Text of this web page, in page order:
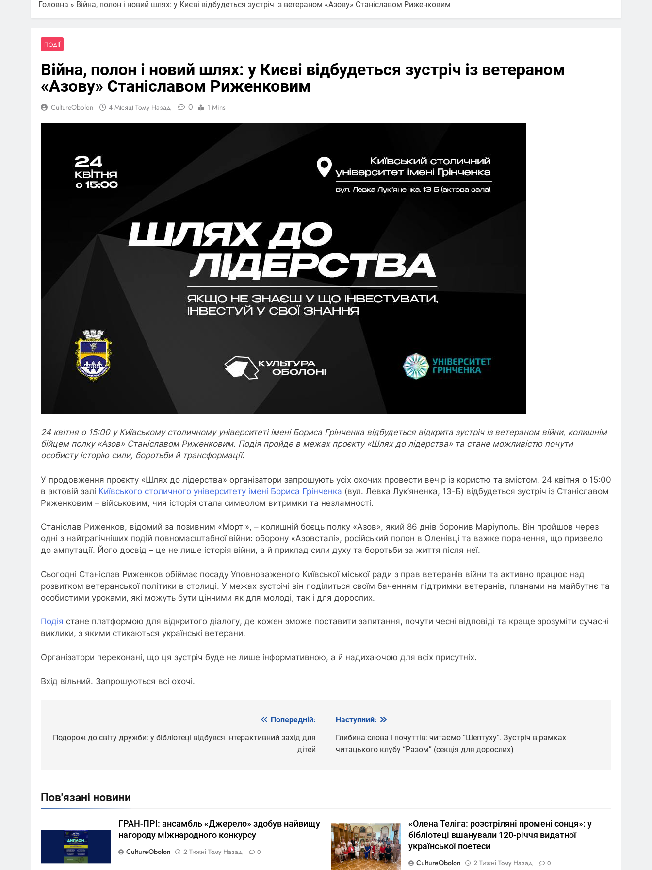
Головна » Війна, полон і новий шлях: у Києві відбудеться зустріч із ветераном «Азову» Станіславом Риженковим
ПОДІЇ
Війна, полон і новий шлях: у Києві відбудеться зустріч із ветераном
«Азову» Станіславом Риженковим
CultureObolon 4 Місяці Тому Назад 0 1 Mins
24 квітня о 15:00 у Київському столичному університеті імені Бориса Грінченка відбудеться відкрита зустріч із ветераном війни, колишнім
бійцем полку «Азов» Станіславом Риженковим. Подія пройде в межах проєкту «Шлях до лідерства» та стане можливістю почути
особисту історію сили, боротьби й трансформації.
У продовження проєкту «Шлях до лідерства» організатори запрошують усіх охочих провести вечір із користю та змістом. 24 квітня о 15:00
в актовій залі Київського столичного університету імені Бориса Грінченка (вул. Левка Лук’яненка, 13-Б) відбудеться зустріч із Станіславом
Риженковим – військовим, чия історія стала символом витримки та незламності.
Станіслав Риженков, відомий за позивним «Морті», – колишній боєць полку «Азов», який 86 днів боронив Маріуполь. Він пройшов через
одні з найтрагічніших подій повномасштабної війни: оборону «Азовсталі», російський полон в Оленівці та важке поранення, що призвело
до ампутації. Його досвід – це не лише історія війни, а й приклад сили духу та боротьби за життя після неї.
Сьогодні Станіслав Риженков обіймає посаду Уповноваженого Київської міської ради з прав ветеранів війни та активно працює над
розвитком ветеранської політики в столиці. У межах зустрічі він поділиться своїм баченням підтримки ветеранів, планами на майбутнє та
особистими уроками, які можуть бути цінними як для молоді, так і для дорослих.
Подія стане платформою для відкритого діалогу, де кожен зможе поставити запитання, почути чесні відповіді та краще зрозуміти сучасні
виклики, з якими стикаються українські ветерани.
Організатори переконані, що ця зустріч буде не лише інформативною, а й надихаючою для всіх присутніх.
Вхід вільний. Запрошуються всі охочі.
записів
Попередній:
Подорож до світу дружби: у бібліотеці відбувся інтерактивний захід для
дітей
Наступний:
Глибина слова і почуттів: читаємо “Шептуху”. Зустріч в рамках
читацького клубу “Разом” (секція для дорослих)
Пов'язані новини
ГРАН-ПРІ: ансамбль «Джерело» здобув найвищу
нагороду міжнародного конкурсу
CultureObolon
2 Тижні Тому Назад 0
«Олена Теліга: розстріляні промені сонця»: у
бібліотеці вшанували 120-річчя видатної
української поетеси
CultureObolon
2 Тижні Тому Назад 0